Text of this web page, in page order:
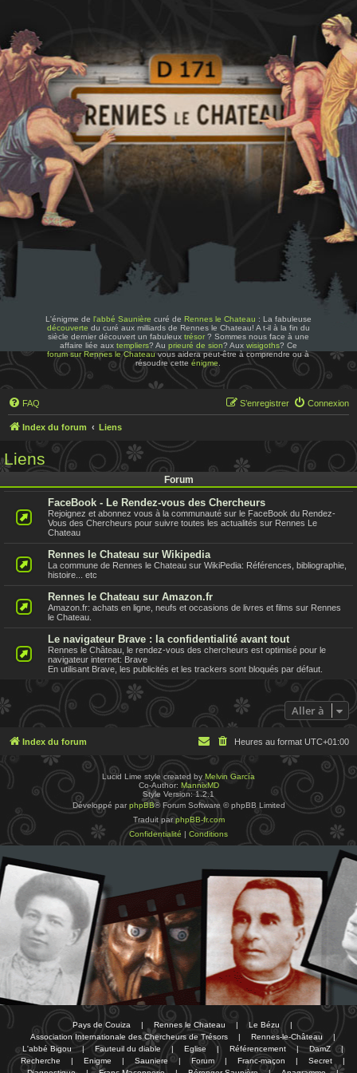
L'énigme de l'abbé Saunière curé de Rennes le Chateau : La fabuleuse
découverte du curé aux milliards de Rennes le Chateau! A t-il à la fin du
siècle dernier découvert un fabuleux trésor? Sommes nous face à une
affaire liée aux templiers? Au prieuré de sion? Aux wisigoths? Ce
forum sur Rennes le Chateauvous aidera peut-être à comprendre ou à
résoudre cetteénigme
FAQ Connexion
S’enregistrer
Index du forum Liens
Liens
Forum
FaceBook - Le Rendez-vous des Chercheurs
Rejoignez et abonnez vous à la communauté sur le FaceBook du Rendez-
Vous des Chercheurs pour suivre toutes les actualités sur Rennes Le
Chateau
Rennes le Chateau sur Wikipedia
La commune de Rennes le Chateau sur WikiPedia: Références, bibliographie,
histoire... etc
Rennes le Chateau sur Amazon.fr
Amazon.fr: achats en ligne, neufs et occasions de livres et films sur Rennes
le Chateau.
Le navigateur Brave : la confidentialité avant tout
Rennes le Château, le rendez-vous des chercheurs est optimisé pour le
navigateur internet: Brave
En utilisant Brave, les publicités et les trackers sont bloqués par défaut.
Aller à
Index du forum Heures au format UTC+01:00
Lucid Lime style created by Melvin García
Co-Author: MannixMD
Style Version: 1.2.1
Développé par phpBB® Forum Software © phpBB Limited
Traduit par phpBB-fr.com
Confidentialité | Conditions
Pays de Couiza | Rennes le Chateau | Le Bézu
|
Association Internationale des Chercheurs de Trésors
| Rennes-le-Château
|
L'abbé Bigou
| Fauteuil du diable | Eglise | Référencement | DamZ
|
Recherche
| Enigme | Sauniere | Forum | Franc-maçon | Secret
|